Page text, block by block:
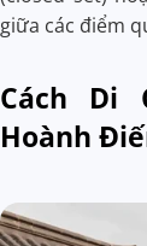
giữa các điểm
Cách Di
Hoành